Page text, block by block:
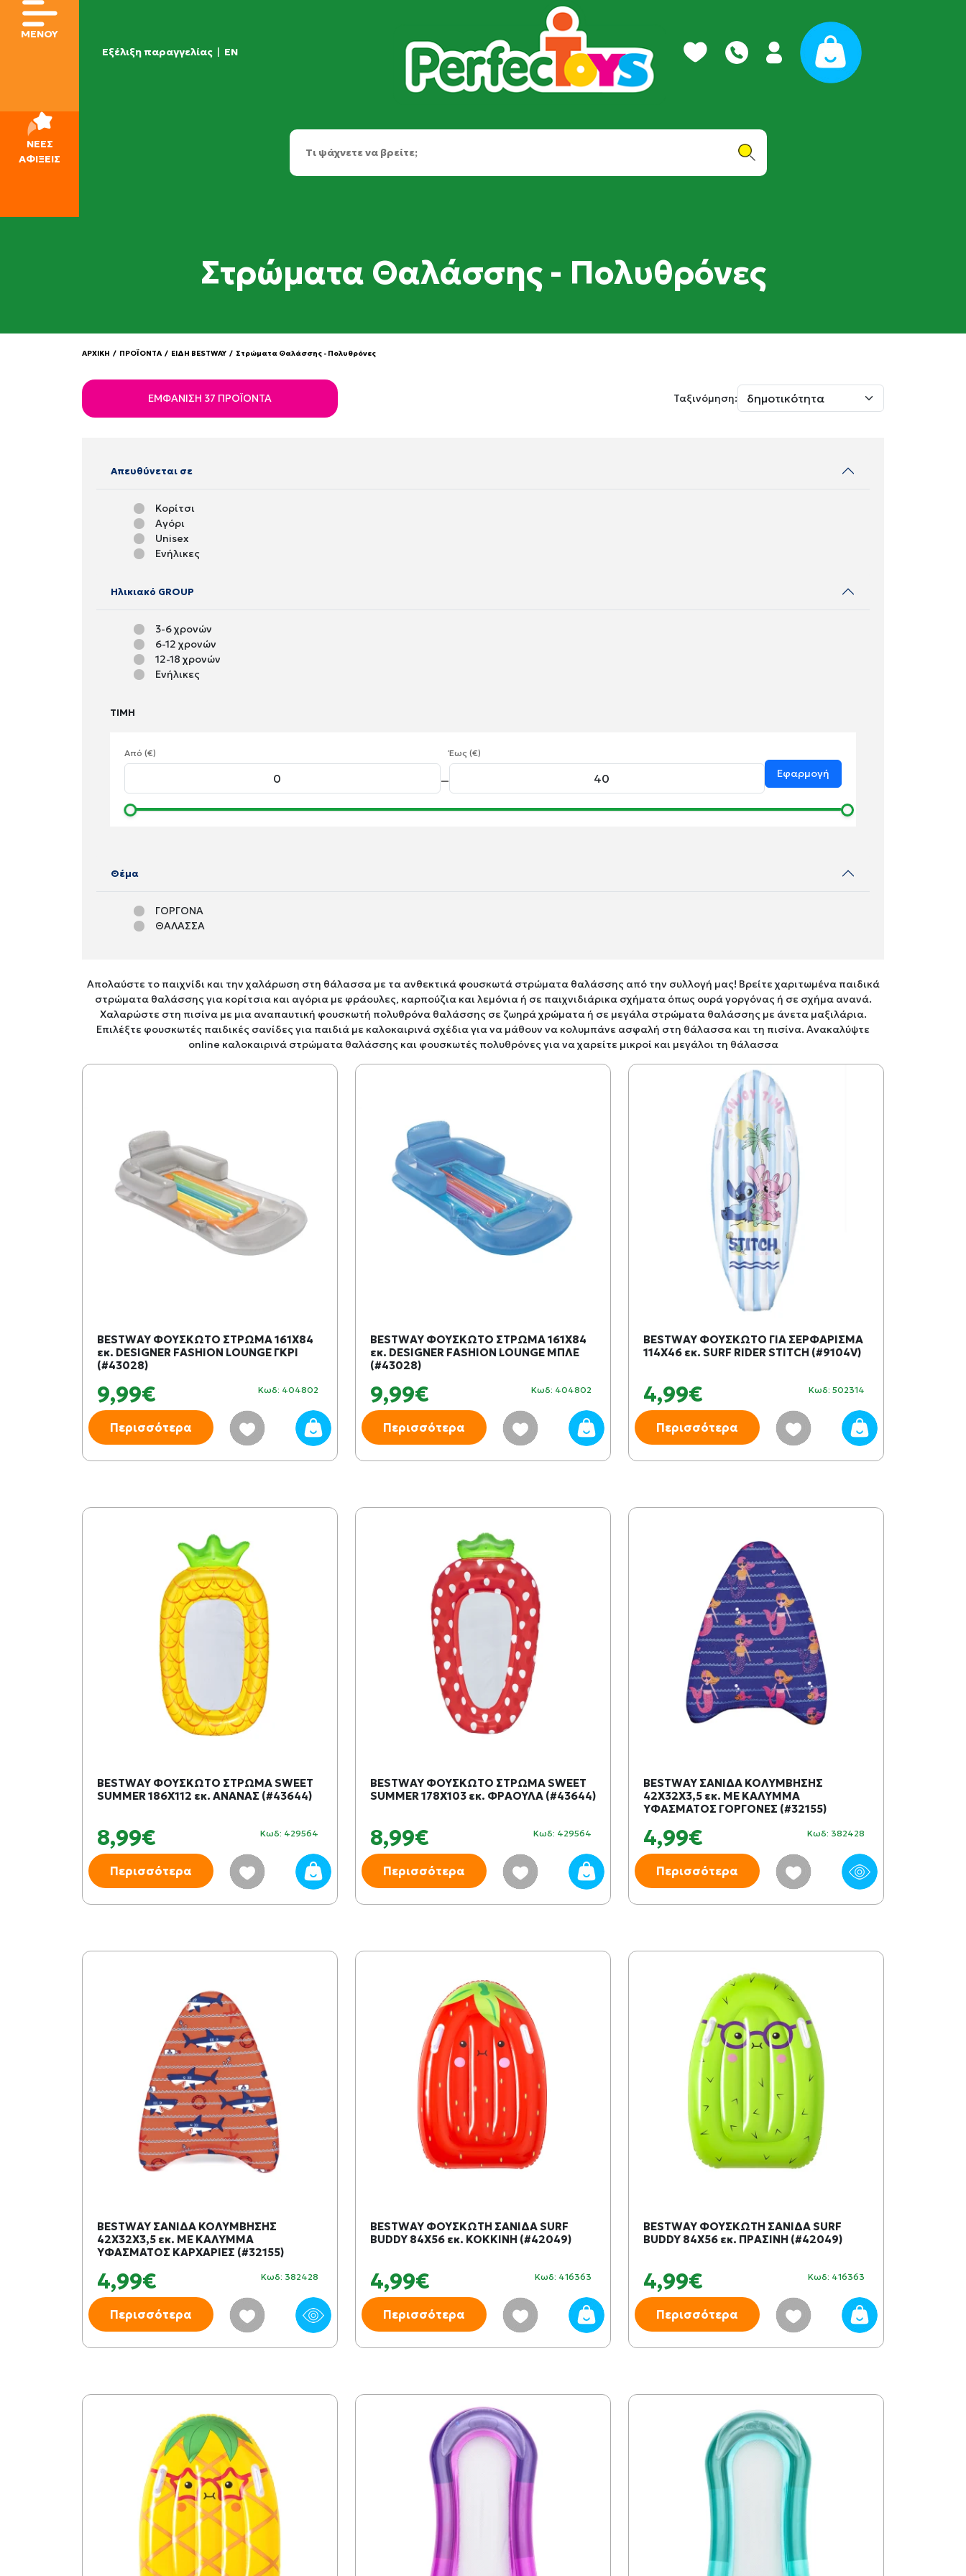
Εξέλιξη παραγγελίας | EN
ΜΕΝΟΥ
ΝΕΕΣ
ΑΦΙΞΕΙΣ
Στρώματα Θαλάσσης - Πολυθρόνες
ΑΡΧΙΚΗ / ΠΡΟΪΟΝΤΑ / ΕΙΔΗ BESTWAY / Στρώματα Θαλάσσης - Πολυθρόνες
ΕΜΦΆΝΙΣΗ 37 ΠΡΟΪΌΝΤΑ Ταξινόμηση:
Απευθύνεται σε
Κορίτσι
Αγόρι
Unisex
Ενήλικες
Ηλικιακό GROUP
3-6 χρονών
6-12 χρονών
12-18 χρονών
Ενήλικες
ΤΙΜΗ
Από (€)
—
Έως (€)
Εφαρμογή
Θέμα
ΓΟΡΓΟΝΑ
ΘΑΛΑΣΣΑ
Απολαύστε το παιχνίδι και την χαλάρωση στη θάλασσα με τα ανθεκτικά φουσκωτά στρώματα θαλάσσης από την συλλογή μας! Βρείτε χαριτωμένα παιδικά
στρώματα θαλάσσης για κορίτσια και αγόρια με φράουλες, καρπούζια και λεμόνια ή σε παιχνιδιάρικα σχήματα όπως ουρά γοργόνας ή σε σχήμα ανανά.
Χαλαρώστε στη πισίνα με μια αναπαυτική φουσκωτή πολυθρόνα θαλάσσης σε ζωηρά χρώματα ή σε μεγάλα στρώματα θαλάσσης με άνετα μαξιλάρια.
Επιλέξτε φουσκωτές παιδικές σανίδες για παιδιά με καλοκαιρινά σχέδια για να μάθουν να κολυμπάνε ασφαλή στη θάλασσα και τη πισίνα. Ανακαλύψτε
online καλοκαιρινά στρώματα θαλάσσης και φουσκωτές πολυθρόνες για να χαρείτε μικροί και μεγάλοι τη θάλασσα
BESTWAY ΦΟΥΣΚΩΤΟ ΣΤΡΩΜΑ 161X84
εκ. DESIGNER FASHION LOUNGE ΓΚΡΙ
(#43028)
9,99€ Κωδ: 404802
Περισσότερα
BESTWAY ΦΟΥΣΚΩΤΟ ΣΤΡΩΜΑ 161X84
εκ. DESIGNER FASHION LOUNGE ΜΠΛΕ
(#43028)
9,99€ Κωδ: 404802
Περισσότερα
BESTWAY ΦΟΥΣΚΩΤΟ ΓΙΑ ΣΕΡΦΑΡΙΣΜΑ
114Χ46 εκ. SURF RIDER STITCH (#9104V)
4,99€ Κωδ: 502314
Περισσότερα
BESTWAY ΦΟΥΣΚΩΤΟ ΣΤΡΩΜΑ SWEET
SUMMER 186X112 εκ. ΑΝΑΝΑΣ (#43644)
8,99€ Κωδ: 429564
Περισσότερα
BESTWAY ΦΟΥΣΚΩΤΟ ΣΤΡΩΜΑ SWEET
SUMMER 178X103 εκ. ΦΡΑΟΥΛΑ (#43644)
8,99€ Κωδ: 429564
Περισσότερα
BESTWAY ΣΑΝΙΔΑ ΚΟΛΥΜΒΗΣΗΣ
42Χ32Χ3,5 εκ. ΜΕ ΚΑΛΥΜΜΑ
ΥΦΑΣΜΑΤΟΣ ΓΟΡΓΟΝΕΣ (#32155)
4,99€ Κωδ: 382428
Περισσότερα
BESTWAY ΣΑΝΙΔΑ ΚΟΛΥΜΒΗΣΗΣ
42Χ32Χ3,5 εκ. ΜΕ ΚΑΛΥΜΜΑ
ΥΦΑΣΜΑΤΟΣ ΚΑΡΧΑΡΙΕΣ (#32155)
4,99€ Κωδ: 382428
Περισσότερα
BESTWAY ΦΟΥΣΚΩΤΗ ΣΑΝΙΔΑ SURF
BUDDY 84X56 εκ. ΚΟΚΚΙΝΗ (#42049)
4,99€ Κωδ: 416363
Περισσότερα
BESTWAY ΦΟΥΣΚΩΤΗ ΣΑΝΙΔΑ SURF
BUDDY 84X56 εκ. ΠΡΑΣΙΝΗ (#42049)
4,99€ Κωδ: 416363
Περισσότερα